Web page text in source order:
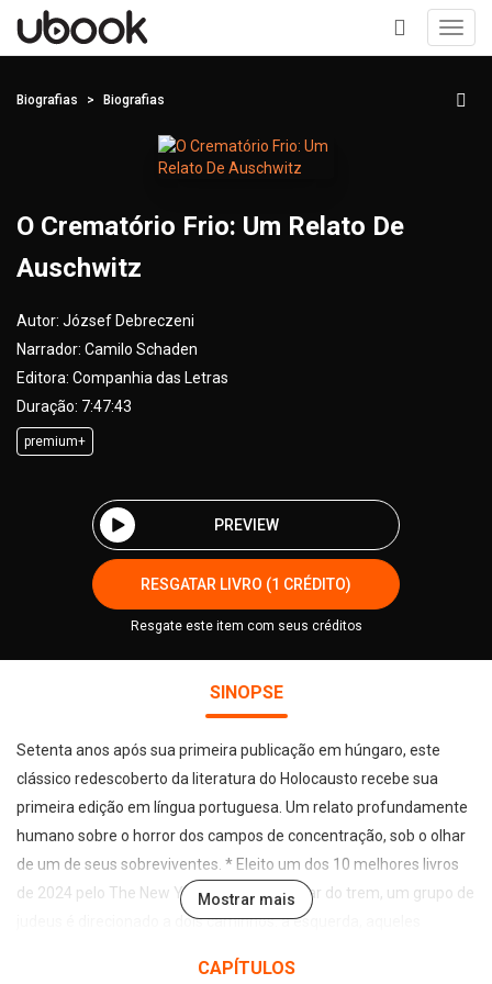
+
Biografias Biografias
O Crematório Frio: Um Relato De
Auschwitz
Autor: József Debreczeni
Narrador: Camilo Schaden
Editora: Companhia das Letras
Duração: 7:47:43
premium+
PREVIEW
RESGATAR LIVRO (1 CRÉDITO)
Resgate este item com seus créditos
SINOPSE
Setenta anos após sua primeira publicação em húngaro, este
clássico redescoberto da literatura do Holocausto recebe sua
primeira edição em língua portuguesa. Um relato profundamente
humano sobre o horror dos campos de concentração, sob o olhar
de um de seus sobreviventes. * Eleito um dos 10 melhores livros
de 2024 pelo The New York Times. Ao saltar do trem, um grupo de
judeus é direcionado a dois caminhos: à esquerda, aqueles
seriam executados em menos de uma hora; à direita, os que
Mostrar mais
CAPÍTULOS